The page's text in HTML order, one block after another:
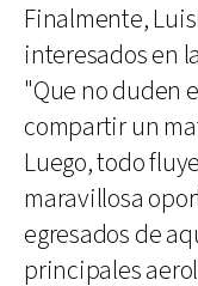
Finalmente,
interesados en
"Que no duden
compartir un
Luego, todo
maravillosa
egresados de
principales